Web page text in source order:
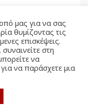
μας για να σας
θυμίζοντας τις
επισκέψεις.
στη
να
να παράσχετε μια